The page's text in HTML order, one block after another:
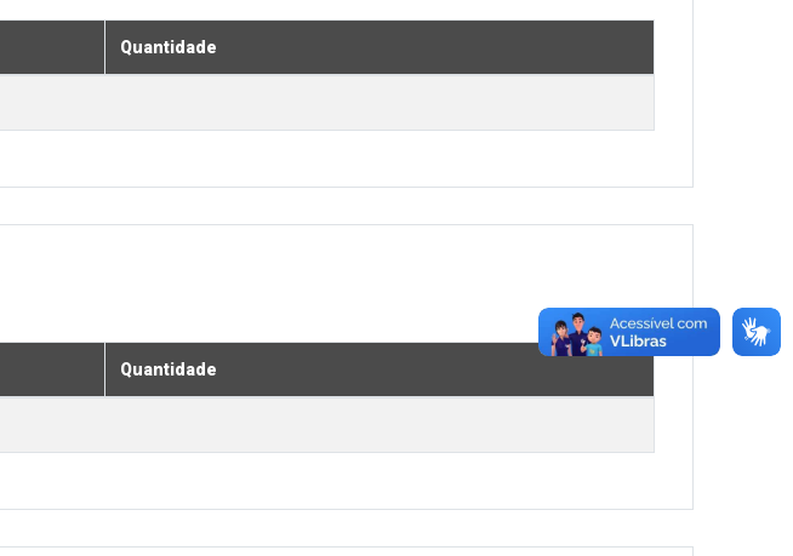
Quantidade
Quantidade